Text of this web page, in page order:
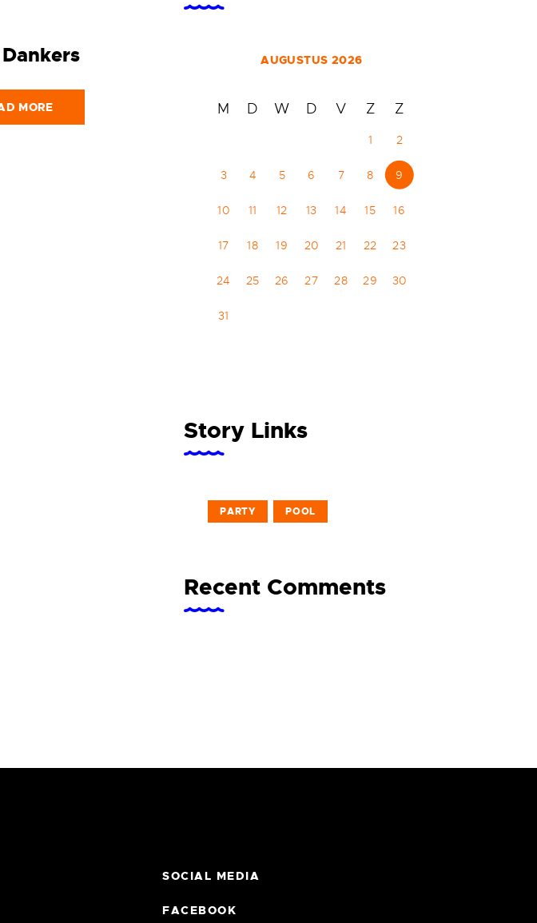
MORE
AUGUSTUS 2026
M D W D V Z Z
1 2
3 4 5 6 7 8 9
10 11 12 13 14 15 16
17 18 19 20 21 22 23
24 25 26 27 28 29 30
31
Story Links
PARTY POOL
Recent Comments
SOCIAL MEDIA
FACEBOOK